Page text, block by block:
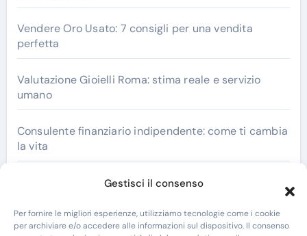
Gestisci il consenso
Per fornire le migliori esperienze, utilizziamo tecnologie come i cookie
per archiviare e/o accedere alle informazioni sul dispositivo. Il consenso
Vendere Oro Usato: 7 consigli per una vendita
perfetta
Valutazione Gioielli Roma: stima reale e servizio
umano
Consulente finanziario indipendente: come ti cambia
la vita
Termometri Bimetallici: La Soluzione Ideale per